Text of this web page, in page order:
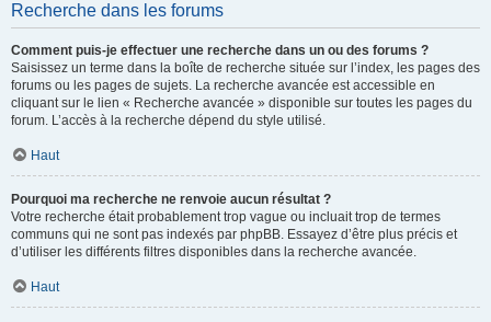
Recherche dans les forums
Comment puis-je effectuer une recherche dans un ou des forums ?
Saisissez un terme dans la boîte de recherche située sur l’index, les pages des
forums ou les pages de sujets. La recherche avancée est accessible en
cliquant sur le lien « Recherche avancée » disponible sur toutes les pages du
forum. L’accès à la recherche dépend du style utilisé.
Haut
Pourquoi ma recherche ne renvoie aucun résultat ?
Votre recherche était probablement trop vague ou incluait trop de termes
communs qui ne sont pas indexés par phpBB. Essayez d’être plus précis et
d’utiliser les différents filtres disponibles dans la recherche avancée.
Haut